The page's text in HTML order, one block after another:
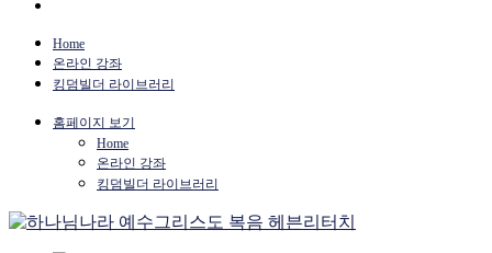
Home
온라인 강좌
킹덤빌더 라이브러리
홈페이지 보기
Home
온라인 강좌
킹덤빌더 라이브러리